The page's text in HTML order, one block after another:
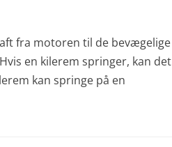
fra motoren til de bevægelige
en kilerem springer, kan det
kan springe på en